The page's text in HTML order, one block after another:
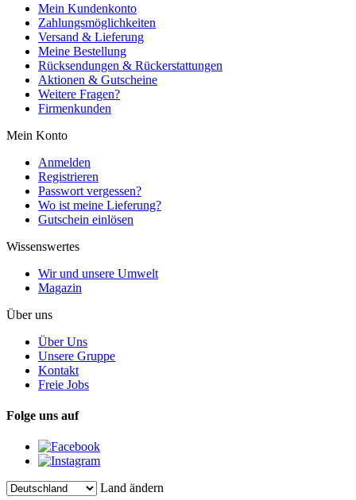
Mein Kundenkonto
Zahlungsmöglichkeiten
Versand & Lieferung
Meine Bestellung
Rücksendungen & Rückerstattungen
Aktionen & Gutscheine
Weitere Fragen?
Firmenkunden
Mein Konto
Anmelden
Registrieren
Passwort vergessen?
Wo ist meine Lieferung?
Gutschein einlösen
Wissenswertes
Wir und unsere Umwelt
Magazin
Über uns
Über Uns
Unsere Gruppe
Kontakt
Freie Jobs
Folge uns auf
Land ändern